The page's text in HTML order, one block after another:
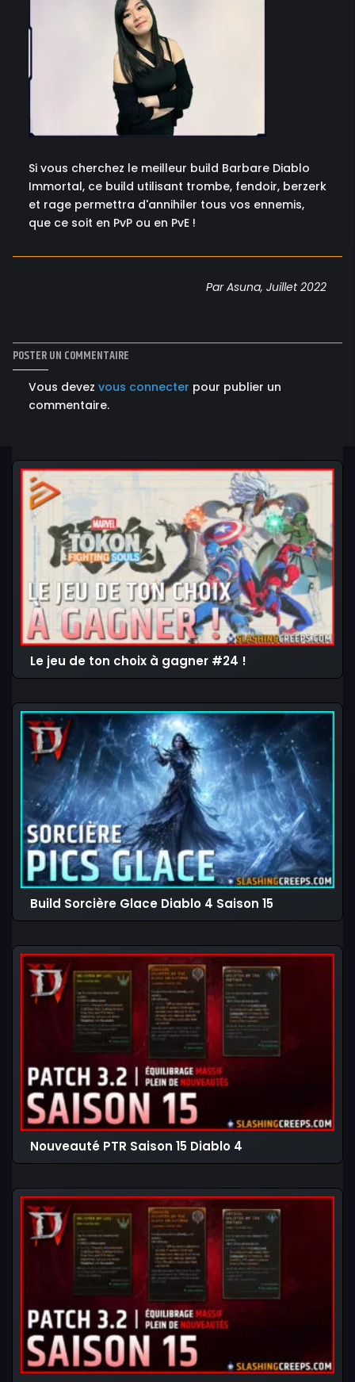
Si vous cherchez le meilleur build Barbare Diablo
Immortal, ce build utilisant trombe, fendoir, berzerk
et rage permettra d'annihiler tous vos ennemis,
que ce soit en PvP ou en PvE !
Par Asuna, Juillet 2022
POSTER UN COMMENTAIRE
Vous devez vous connecter pour publier un
commentaire.
Le jeu de ton choix à gagner #24 !
Build Sorcière Glace Diablo 4 Saison 15
Nouveauté PTR Saison 15 Diablo 4